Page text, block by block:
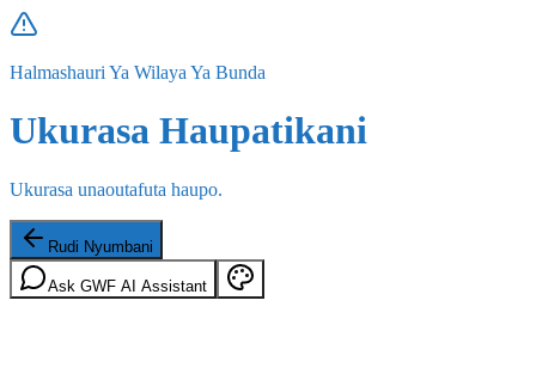
Halmashauri Ya Wilaya Ya Bunda
Ukurasa Haupatikani
Ukurasa unaoutafuta haupo.
Rudi Nyumbani
Ask GWF AI Assistant